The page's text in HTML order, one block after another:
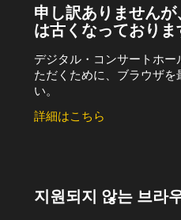
申し訳ありません
は古くなっておりま
デジタル・コンサートホ
ただくために、ブラウザを
い。
詳細はこちら
지원되지 않는 브라